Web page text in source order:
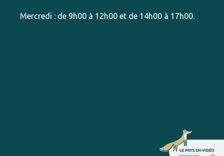
Mercredi : de 9h00 à 12h00 et de 14h00 à 17h00.